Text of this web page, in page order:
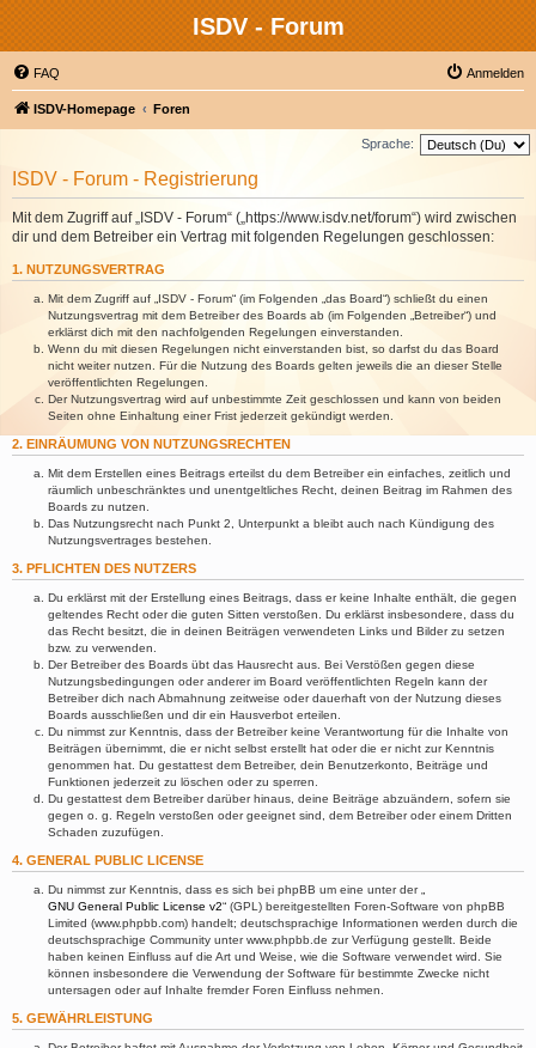
ISDV - Forum
FAQ Anmelden
ISDV-Homepage Foren
Sprache:
ISDV - Forum - Registrierung
Mit dem Zugriff auf „ISDV - Forum“ („https://www.isdv.net/forum“) wird zwischen
dir und dem Betreiber ein Vertrag mit folgenden Regelungen geschlossen:
1. NUTZUNGSVERTRAG
Mit dem Zugriff auf „ISDV - Forum“ (im Folgenden „das Board“) schließt du einen
Nutzungsvertrag mit dem Betreiber des Boards ab (im Folgenden „Betreiber“) und
erklärst dich mit den nachfolgenden Regelungen einverstanden.
Wenn du mit diesen Regelungen nicht einverstanden bist, so darfst du das Board
nicht weiter nutzen. Für die Nutzung des Boards gelten jeweils die an dieser Stelle
veröffentlichten Regelungen.
Der Nutzungsvertrag wird auf unbestimmte Zeit geschlossen und kann von beiden
Seiten ohne Einhaltung einer Frist jederzeit gekündigt werden.
2. EINRÄUMUNG VON NUTZUNGSRECHTEN
Mit dem Erstellen eines Beitrags erteilst du dem Betreiber ein einfaches, zeitlich und
räumlich unbeschränktes und unentgeltliches Recht, deinen Beitrag im Rahmen des
Boards zu nutzen.
Das Nutzungsrecht nach Punkt 2, Unterpunkt a bleibt auch nach Kündigung des
Nutzungsvertrages bestehen.
3. PFLICHTEN DES NUTZERS
Du erklärst mit der Erstellung eines Beitrags, dass er keine Inhalte enthält, die gegen
geltendes Recht oder die guten Sitten verstoßen. Du erklärst insbesondere, dass du
das Recht besitzt, die in deinen Beiträgen verwendeten Links und Bilder zu setzen
bzw. zu verwenden.
Der Betreiber des Boards übt das Hausrecht aus. Bei Verstößen gegen diese
Nutzungsbedingungen oder anderer im Board veröffentlichten Regeln kann der
Betreiber dich nach Abmahnung zeitweise oder dauerhaft von der Nutzung dieses
Boards ausschließen und dir ein Hausverbot erteilen.
Du nimmst zur Kenntnis, dass der Betreiber keine Verantwortung für die Inhalte von
Beiträgen übernimmt, die er nicht selbst erstellt hat oder die er nicht zur Kenntnis
genommen hat. Du gestattest dem Betreiber, dein Benutzerkonto, Beiträge und
Funktionen jederzeit zu löschen oder zu sperren.
Du gestattest dem Betreiber darüber hinaus, deine Beiträge abzuändern, sofern sie
gegen o. g. Regeln verstoßen oder geeignet sind, dem Betreiber oder einem Dritten
Schaden zuzufügen.
4. GENERAL PUBLIC LICENSE
Du nimmst zur Kenntnis, dass es sich bei phpBB um eine unter der „
GNU General Public License v2“ (GPL) bereitgestellten Foren-Software von phpBB
Limited (www.phpbb.com) handelt; deutschsprachige Informationen werden durch die
deutschsprachige Community unter www.phpbb.de zur Verfügung gestellt. Beide
haben keinen Einfluss auf die Art und Weise, wie die Software verwendet wird. Sie
können insbesondere die Verwendung der Software für bestimmte Zwecke nicht
untersagen oder auf Inhalte fremder Foren Einfluss nehmen.
5. GEWÄHRLEISTUNG